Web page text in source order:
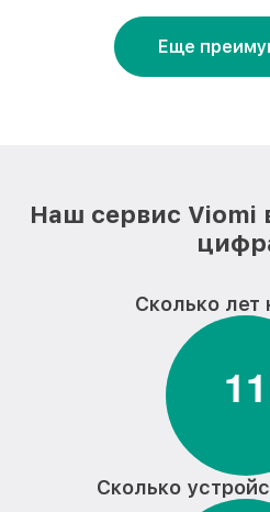
Еще
Наш сервис Viomi
Сколько лет
11
Сколько